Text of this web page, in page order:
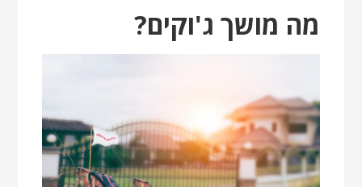
מה מושך ג'וקים?